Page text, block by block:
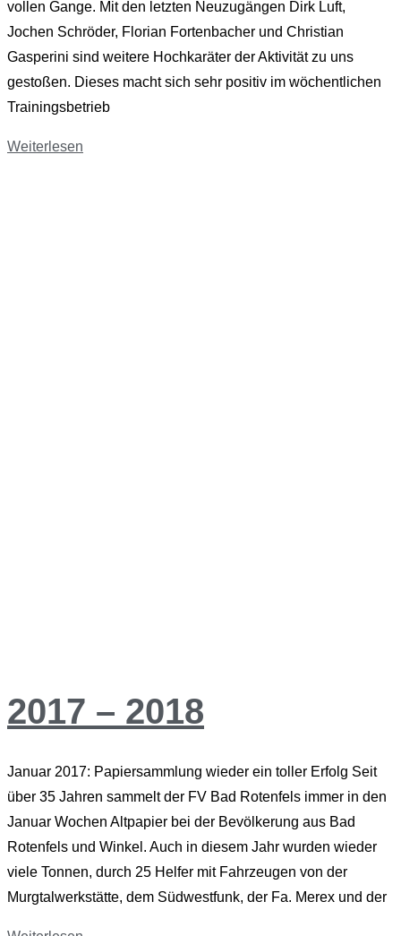
vollen Gange. Mit den letzten Neuzugängen Dirk Luft,
Jochen Schröder, Florian Fortenbacher und Christian
Gasperini sind weitere Hochkaräter der Aktivität zu uns
gestoßen. Dieses macht sich sehr positiv im wöchentlichen
Trainingsbetrieb
Weiterlesen
2017 – 2018
Januar 2017: Papiersammlung wieder ein toller Erfolg Seit
über 35 Jahren sammelt der FV Bad Rotenfels immer in den
Januar Wochen Altpapier bei der Bevölkerung aus Bad
Rotenfels und Winkel. Auch in diesem Jahr wurden wieder
viele Tonnen, durch 25 Helfer mit Fahrzeugen von der
Murgtalwerkstätte, dem Südwestfunk, der Fa. Merex und der